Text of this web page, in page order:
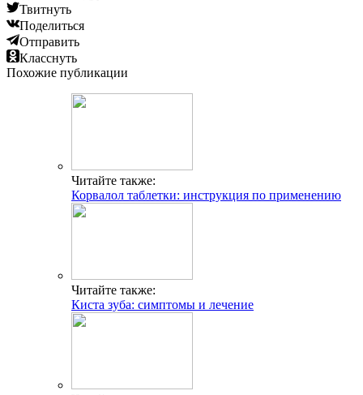
Твитнуть
Поделиться
Отправить
Класснуть
Похожие публикации
Читайте также:
Корвалол таблетки: инструкция по применению
Читайте также:
Киста зуба: симптомы и лечение